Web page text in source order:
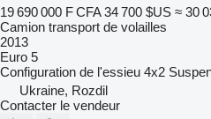
19 690 000 F CFA 34 700 $US ≈ 30
Camion transport de volailles
2013
Euro 5
Configuration de l'essieu 4x2
Ukraine, Rozdil
Contacter le vendeur